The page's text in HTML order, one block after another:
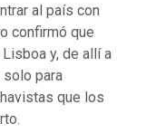
al país con
confirmó que
y, de allí a
solo para
que los